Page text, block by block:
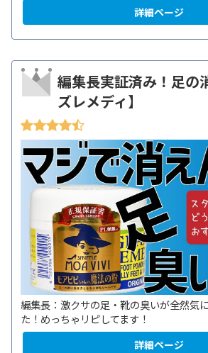
詳細ページ
編集長実証済み！足の
ズレメディ】
編集長：激クサの足・靴の臭いが全然気
た！めっちゃリピしてます！
詳細ページ